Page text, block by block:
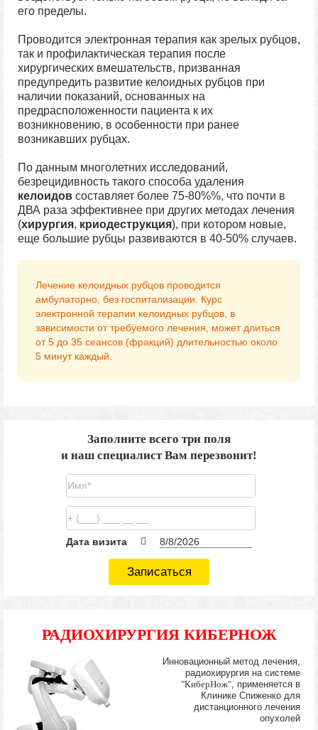
его пределы.
Проводится электронная терапия как зрелых рубцов,
так и профилактическая терапия после
хирургических вмешательств, призванная
предупредить развитие келоидных рубцов при
наличии показаний, основанных на
предрасположенности пациента к их
возникновению, в особенности при ранее
возникавших рубцах.
По данным многолетних исследований,
безрецидивность такого способа удаления
келоидов составляет более 75-80%%, что почти в
ДВА раза эффективнее при других методах лечения
(хирургия, криодеструкция), при котором новые,
еще большие рубцы развиваются в 40-50% случаев.
Лечение келоидных рубцов проводится
амбулаторно, без госпитализации. Курс
электронной терапии келоидных рубцов, в
зависимости от требуемого лечения, может длиться
от 5 до 35 сеансов (фракций) длительностью около
5 минут каждый.
Заполните всего три поля
и наш специалист Вам перезвонит!
Дата визита
Записаться
РАДИОХИРУРГИЯ КИБЕРНОЖ
Инновационный метод лечения,
радиохирургия на системе
"КиберНож", применяется в
Клинике Спиженко для
дистанционного лечения
опухолей